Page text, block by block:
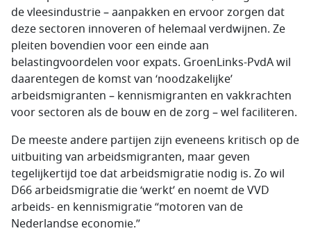
de vleesindustrie – aanpakken en ervoor zorgen dat
deze sectoren innoveren of helemaal verdwijnen. Ze
pleiten bovendien voor een einde aan
belastingvoordelen voor expats. GroenLinks-PvdA wil
daarentegen de komst van ‘noodzakelijke’
arbeidsmigranten – kennismigranten en vakkrachten
voor sectoren als de bouw en de zorg – wel faciliteren.
De meeste andere partijen zijn eveneens kritisch op de
uitbuiting van arbeidsmigranten, maar geven
tegelijkertijd toe dat arbeidsmigratie nodig is. Zo wil
D66 arbeidsmigratie die ‘werkt’ en noemt de VVD
arbeids- en kennismigratie “motoren van de
Nederlandse economie.”